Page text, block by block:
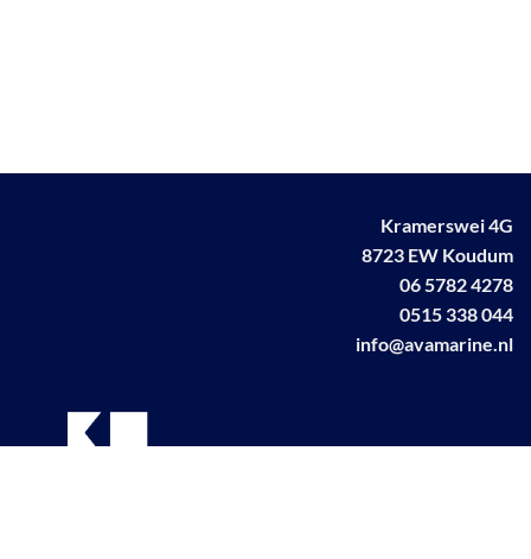
Kramerswei 4G
8723 EW Koudum
06 5782 4278
0515 338 044
info@avamarine.nl